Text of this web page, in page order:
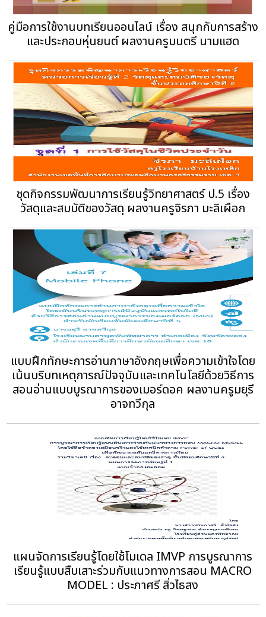
คู่มือการใช้งานบทเรียนออนไลน์ เรื่อง สนุกกับการสร้าง
และประกอบหุ่นยนต์ ผลงานครูมนตรี นามแฮด
ชุดกิจกรรมพัฒนาการเรียนรู้วิทยาศาสตร์ ป.5 เรื่อง
วัสดุและสมบัติของวัสดุ ผลงานครูจิรภา มะลิเผือก
แบบฝึกทักษะการอ่านภาษาอังกฤษเพื่อความเข้าใจโดย
เน้นบริบทเหตุการณ์ปัจจุบันและเทคโนโลยีด้วยวิธีการ
สอนอ่านแบบบูรณาการของเมอร์ดอค ผลงานครูมยุรี
อาจทวีกุล
แผนจัดการเรียนรู้โดยใช้โมเดล IMVP การบูรณาการ
เรียนรู้แบบสืบเสาะร่วมกับแนวทางการสอน MACRO
MODEL : ประภาศรี สิ่วไธสง